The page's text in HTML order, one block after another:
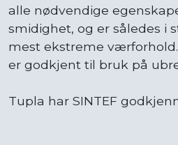
alle nødvendige
smidighet, og er således i
mest ekstreme
er godkjent til bruk på
Tupla har SINTEF